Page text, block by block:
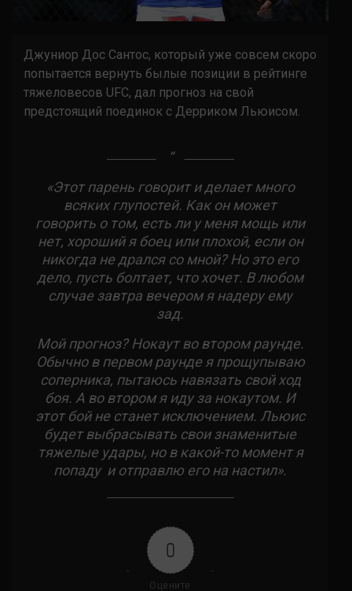
Джуниор Дос Сантос, который уже совсем скоро
попытается вернуть былые позиции в рейтинге
тяжеловесов UFC, дал прогноз на свой
предстоящий поединок с Дерриком Льюисом.
«Этот парень говорит и делает много
всяких глупостей. Как он может
говорить о том, есть ли у меня мощь или
нет, хороший я боец или плохой, если он
никогда не дрался со мной? Но это его
дело, пусть болтает, что хочет. В любом
случае завтра вечером я надеру ему
зад.
Мой прогноз? Нокаут во втором раунде.
Обычно в первом раунде я прощупываю
соперника, пытаюсь навязать свой ход
боя. А во втором я иду за нокаутом. И
этот бой не станет исключением. Льюис
будет выбрасывать свои знаменитые
тяжелые удары, но в какой-то момент я
попаду и отправлю его на настил».
0
Оцените